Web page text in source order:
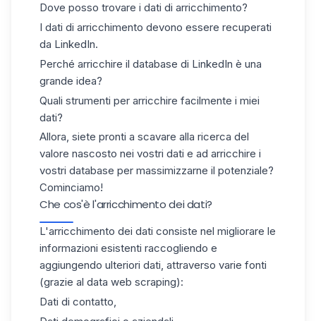
Dove posso trovare i dati di arricchimento?
I dati di arricchimento devono essere recuperati
da LinkedIn.
Perché arricchire il database di LinkedIn è una
grande idea?
Quali strumenti per arricchire facilmente i miei
dati?
Allora, siete pronti a scavare alla ricerca del
valore nascosto nei vostri dati e ad arricchire i
vostri database per massimizzarne il potenziale?
Cominciamo!
Che cos'è l'arricchimento dei dati?
L'arricchimento dei dati consiste nel migliorare le
informazioni esistenti raccogliendo e
aggiungendo ulteriori dati, attraverso varie fonti
(grazie al data web scraping):
Dati di contatto,